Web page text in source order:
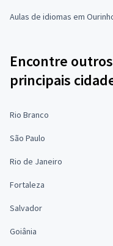
Aulas de idiomas em
Encontre
principais
Rio Branco
São Paulo
Rio de Janeiro
Fortaleza
Salvador
Goiânia